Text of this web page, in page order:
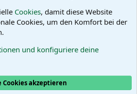
Cookies, damit diese Website
Cookies, um den Komfort bei der
und konfiguriere deine
Cookies akzeptieren